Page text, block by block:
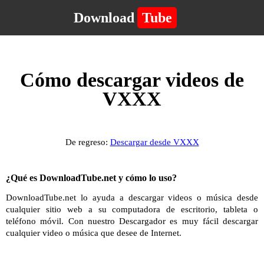
Download Tube
Cómo descargar videos de
VXXX
De regreso: Descargar desde VXXX
¿Qué es DownloadTube.net y cómo lo uso?
DownloadTube.net lo ayuda a descargar videos o música desde
cualquier sitio web a su computadora de escritorio, tableta o
teléfono móvil. Con nuestro Descargador es muy fácil descargar
cualquier video o música que desee de Internet.